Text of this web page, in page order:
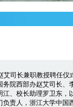
艾司长兼职教授聘任
院西部办赵艾司长、
、校长助理罗卫东
责人，浙江大学中国